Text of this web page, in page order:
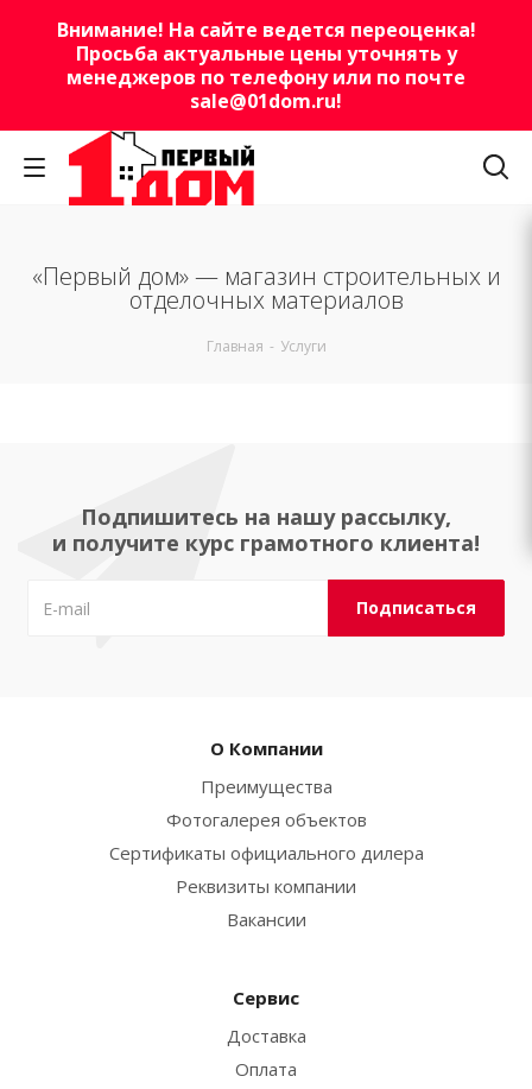
Внимание! На сайте ведется переоценка!
Просьба актуальные цены уточнять у
менеджеров по телефону или по почте
sale@01dom.ru!
«Первый дом» — магазин строительных и
отделочных материалов
Главная - Услуги
Подпишитесь на нашу рассылку,
и получите курс грамотного клиента!
О Компании
Преимущества
Фотогалерея объектов
Сертификаты официального дилера
Реквизиты компании
Вакансии
Сервис
Доставка
Оплата